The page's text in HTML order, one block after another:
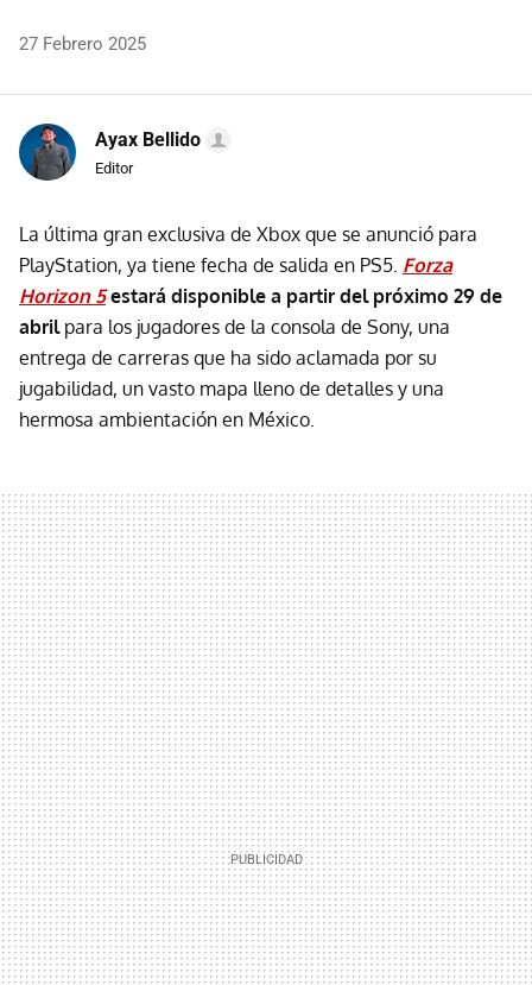
27 Febrero 2025
Ayax Bellido
Editor
La última gran exclusiva de Xbox que se anunció para
PlayStation, ya tiene fecha de salida en PS5. Forza
Horizon 5estará disponible a partir del próximo 29 de
abril para los jugadores de la consola de Sony, una
entrega de carreras que ha sido aclamada por su
jugabilidad, un vasto mapa lleno de detalles y una
hermosa ambientación en México.